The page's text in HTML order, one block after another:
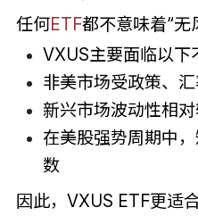
任何ETF都不意味着“无
VXUS主要面临以下
非美市场受政策、
新兴市场波动性相
在美股强势周期中
数
因此，VXUS ETF更适